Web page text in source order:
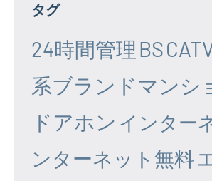
タグ
24時間管理 BS
系ブランドマンシ
ドアホン インター
ンターネット無料